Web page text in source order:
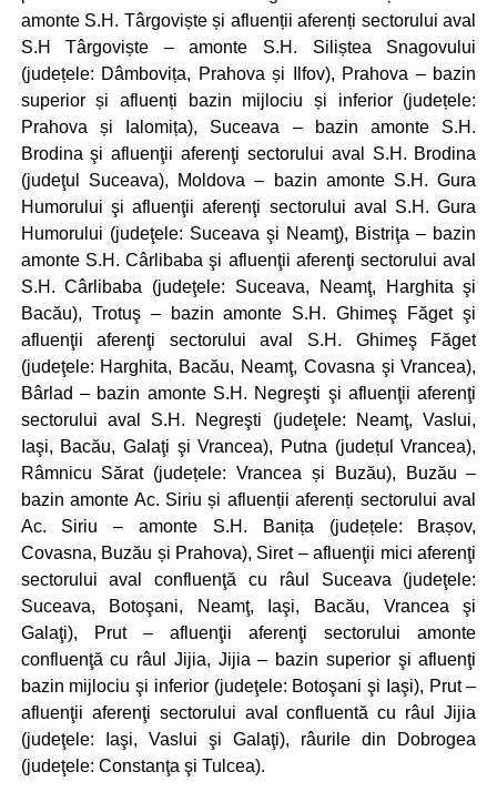
amonte S.H. Târgoviște și afluenții aferenți sectorului aval
S.H Târgoviște – amonte S.H. Siliștea Snagovului
(județele: Dâmbovița, Prahova și Ilfov), Prahova – bazin
superior și afluenți bazin mijlociu și inferior (județele:
Prahova și Ialomița), Suceava – bazin amonte S.H.
Brodina şi afluenţii aferenţi sectorului aval S.H. Brodina
(judeţul Suceava), Moldova – bazin amonte S.H. Gura
Humorului şi afluenţii aferenţi sectorului aval S.H. Gura
Humorului (judeţele: Suceava şi Neamţ), Bistriţa – bazin
amonte S.H. Cârlibaba şi afluenţii aferenţi sectorului aval
S.H. Cârlibaba (judeţele: Suceava, Neamţ, Harghita şi
Bacău), Trotuş – bazin amonte S.H. Ghimeş Făget şi
afluenţii aferenţi sectorului aval S.H. Ghimeş Făget
(judeţele: Harghita, Bacău, Neamţ, Covasna şi Vrancea),
Bârlad – bazin amonte S.H. Negreşti şi afluenţii aferenţi
sectorului aval S.H. Negreşti (judeţele: Neamţ, Vaslui,
Iaşi, Bacău, Galaţi şi Vrancea), Putna (județul Vrancea),
Râmnicu Sărat (județele: Vrancea și Buzău), Buzău –
bazin amonte Ac. Siriu și afluenții aferenți sectorului aval
Ac. Siriu – amonte S.H. Banița (județele: Brașov,
Covasna, Buzău și Prahova), Siret – afluenţii mici aferenţi
sectorului aval confluenţă cu râul Suceava (judeţele:
Suceava, Botoşani, Neamţ, Iaşi, Bacău, Vrancea şi
Galaţi), Prut – afluenţii aferenţi sectorului amonte
confluenţă cu râul Jijia, Jijia – bazin superior şi afluenţi
bazin mijlociu şi inferior (judeţele: Botoşani şi Iaşi), Prut –
afluenţii aferenţi sectorului aval confluentă cu râul Jijia
(judeţele: Iaşi, Vaslui şi Galaţi), râurile din Dobrogea
(judeţele: Constanţa şi Tulcea).